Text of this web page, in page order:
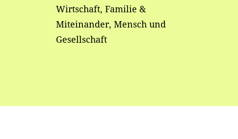
Wirtschaft, Familie &
Miteinander, Mensch und
Gesellschaft